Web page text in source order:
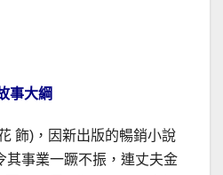
事大綱
飾)，因新出版的暢銷小說
其事業一蹶不振，連丈夫金